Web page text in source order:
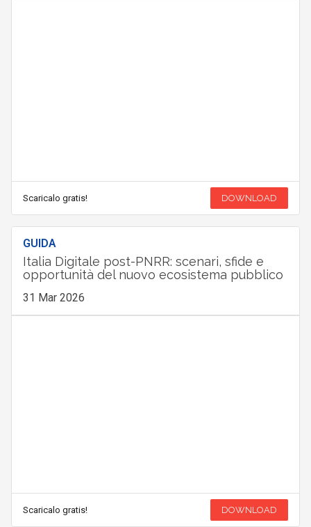
Scaricalo gratis! DOWNLOAD
GUIDA
Italia Digitale post-PNRR: scenari, sfide e
opportunità del nuovo ecosistema pubblico
31 Mar 2026
Scaricalo gratis! DOWNLOAD